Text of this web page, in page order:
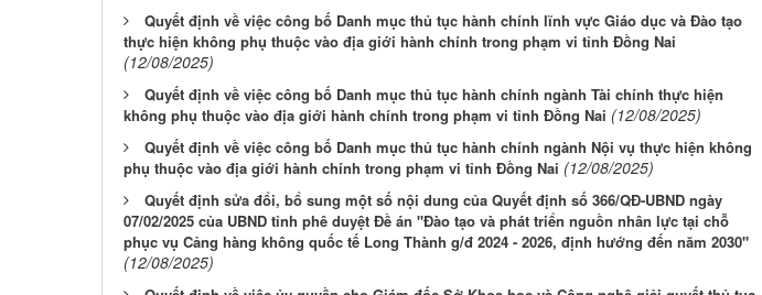
Quyết định về việc công bố Danh mục thủ tục hành chính lĩnh vực Giáo dục và Đào tạo
thực hiện không phụ thuộc vào địa giới hành chính trong phạm vi tỉnh Đồng Nai
(12/08/2025)
Quyết định về việc công bố Danh mục thủ tục hành chính ngành Tài chính thực hiện
không phụ thuộc vào địa giới hành chính trong phạm vi tỉnh Đồng Nai (12/08/2025)
Quyết định về việc công bố Danh mục thủ tục hành chính ngành Nội vụ thực hiện không
phụ thuộc vào địa giới hành chính trong phạm vi tỉnh Đồng Nai (12/08/2025)
Quyết định sửa đổi, bổ sung một số nội dung của Quyết định số 366/QĐ-UBND ngày
07/02/2025 của UBND tỉnh phê duyệt Đề án "Đào tạo và phát triển nguồn nhân lực tại chỗ
phục vụ Cảng hàng không quốc tế Long Thành g/đ 2024 - 2026, định hướng đến năm 2030"
(12/08/2025)